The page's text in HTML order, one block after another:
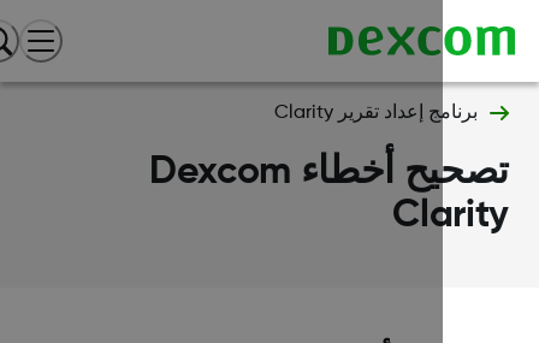
برنامج إعداد تقرير Clarity
تصحيح أخطاء Dexcom